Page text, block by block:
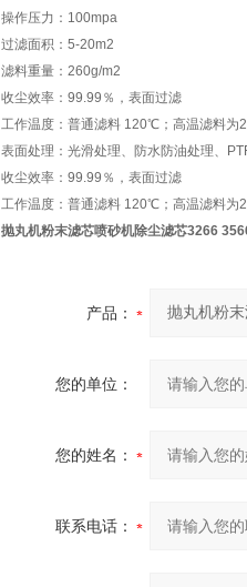
操作压力：100mpa
过滤面积：5-20m2
滤料重量：260g/m2
收尘效率：99.99％，表面过滤
工作温度：普通滤料 120℃；高温滤料为
表面处理：光滑处理、防水防油处理、
收尘效率：99.99％，表面过滤
工作温度：普通滤料 120℃；高温滤料为
抛丸机粉末滤芯喷砂机除尘滤芯3266
产品：
您的单位：
您的姓名：
联系电话：